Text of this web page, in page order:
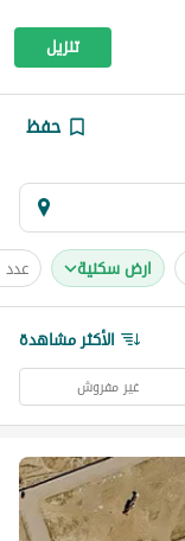
تنزيل
حفظ
ارض سكنية
الأكثر مشاهدة
غير مفروش